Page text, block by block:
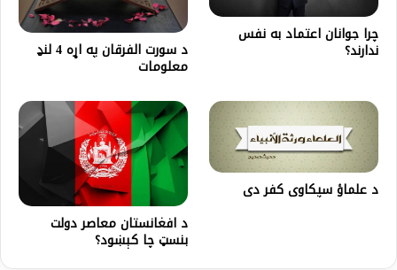
چرا جوانان اعتماد به نفس
ندارند؟ د سورت الفرقان په اړه 4 لنډ
معلومات
د علماؤ سپکاوی کفر دی
د افغانستان معاصر دولت
بنسټ‌ چا کېښود؟